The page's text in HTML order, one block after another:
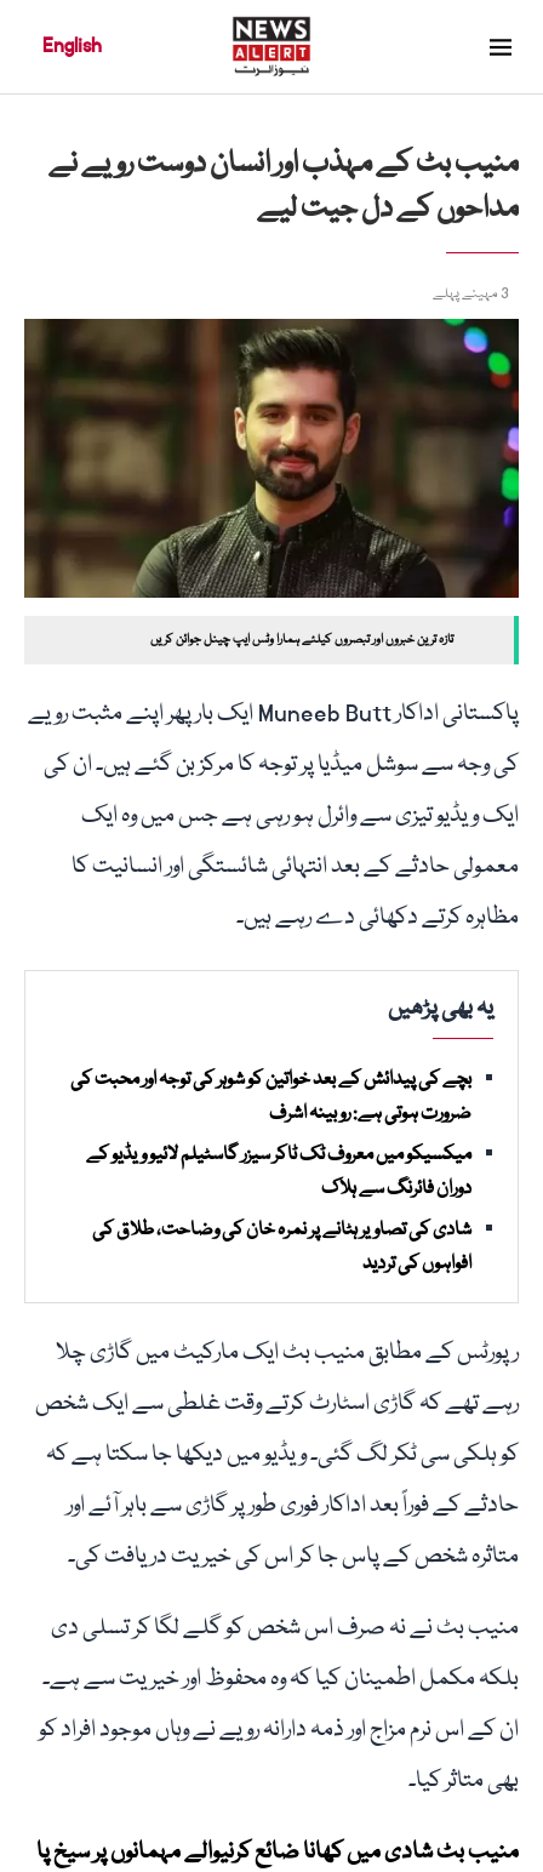
English
منیب بٹ کے مہذب اور انسان دوست رویے نے
مداحوں کے دل جیت لیے
3 مہینے پہلے
تازہ ترین خبروں اور تبصروں کیلئے ہمارا وٹس ایپ چینل جوائن کریں
پاکستانی اداکار Muneeb Butt ایک بار پھر اپنے مثبت رویے
کی وجہ سے سوشل میڈیا پر توجہ کا مرکز بن گئے ہیں۔ ان کی
ایک ویڈیو تیزی سے وائرل ہو رہی ہے جس میں وہ ایک
معمولی حادثے کے بعد انتہائی شائستگی اور انسانیت کا
مظاہرہ کرتے دکھائی دے رہے ہیں۔
یہ بھی پڑھیں
بچے کی پیدائش کے بعد خواتین کو شوہر کی توجہ اور محبت کی
ضرورت ہوتی ہے: روبینہ اشرف
میکسیکو میں معروف ٹک ٹاکر سیزر گاسٹیلم لائیو ویڈیو کے
دوران فائرنگ سے ہلاک
شادی کی تصاویر ہٹانے پر نمرہ خان کی وضاحت، طلاق کی
افواہوں کی تردید
رپورٹس کے مطابق منیب بٹ ایک مارکیٹ میں گاڑی چلا
رہے تھے کہ گاڑی اسٹارٹ کرتے وقت غلطی سے ایک شخص
کو ہلکی سی ٹکر لگ گئی۔ ویڈیو میں دیکھا جا سکتا ہے کہ
حادثے کے فوراً بعد اداکار فوری طور پر گاڑی سے باہر آئے اور
متاثرہ شخص کے پاس جا کر اس کی خیریت دریافت کی۔
منیب بٹ نے نہ صرف اس شخص کو گلے لگا کر تسلی دی
بلکہ مکمل اطمینان کیا کہ وہ محفوظ اور خیریت سے ہے۔
ان کے اس نرم مزاج اور ذمہ دارانہ رویے نے وہاں موجود افراد کو
بھی متاثر کیا۔
منیب بٹ شادی میں کھانا ضائع کرنیوالے مہمانوں پر سیخ پا